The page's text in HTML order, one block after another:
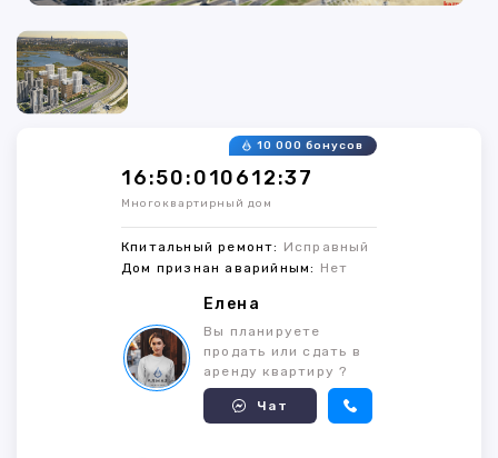
16:50:010612:37
10 000 бонусов
Многоквартирный дом
Кпитальный ремонт: Исправный
Дом признан аварийным: Нет
Елена
Вы планируете
продать или сдать в
аренду квартиру ?
Чат